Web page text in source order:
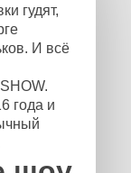
гудят,
И всё
года и